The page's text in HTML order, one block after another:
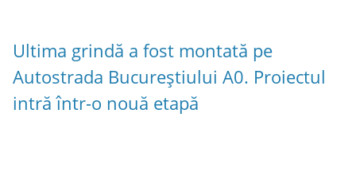
Ultima grindă a fost montată pe
Autostrada Bucureștiului A0. Proiectul
intră într-o nouă etapă